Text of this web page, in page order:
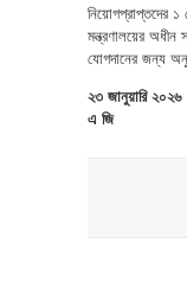
নিয়োগপ্রাপ্তদের ১
মন্ত্রণালয়ের অধীন
যোগদানের জন্য
২৩ জানুয়ারি ২০২৬
এ জি